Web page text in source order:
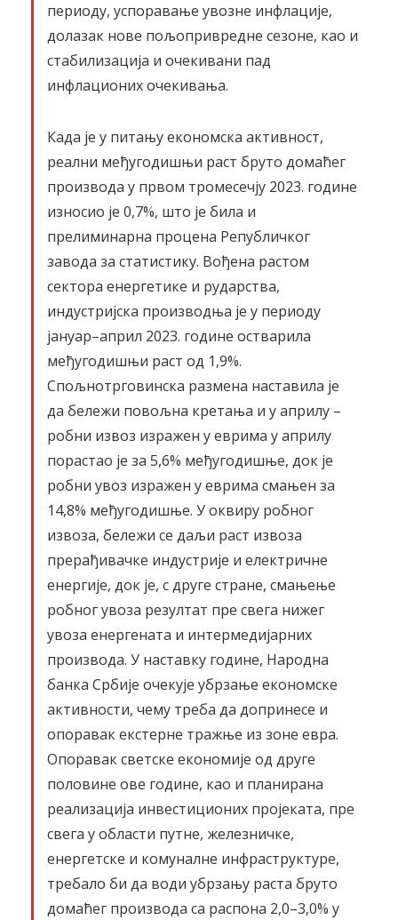
периоду, успоравање увозне инфлације,
долазак нове пољопривредне сезоне, као и
стабилизација и очекивани пад
инфлационих очекивања.
Када је у питању економска активност,
реални међугодишњи раст бруто домаћег
производа у првом тромесечју 2023. године
износио је 0,7%, што је била и
прелиминарна процена Републичког
завода за статистику. Вођена растом
сектора енергетике и рударства,
индустријска производња је у периоду
јануар–април 2023. године остварила
међугодишњи раст од 1,9%.
Спољнотрговинска размена наставила је
да бележи повољна кретања и у априлу –
робни извоз изражен у еврима у априлу
порастао је за 5,6% међугодишње, док је
робни увоз изражен у еврима смањен за
14,8% међугодишње. У оквиру робног
извоза, бележи се даљи раст извоза
прерађивачке индустрије и електричне
енергије, док је, с друге стране, смањење
робног увоза резултат пре свега нижег
увоза енергената и интермедијарних
производа. У наставку године, Народна
банка Србије очекује убрзање економске
активности, чему треба да допринесе и
опоравак екстерне тражње из зоне евра.
Опоравак светске економије од друге
половине ове године, као и планирана
реализација инвестиционих пројеката, пре
свега у области путне, железничке,
енергетске и комуналне инфраструктуре,
требало би да води убрзању раста бруто
домаћег производа са распона 2,0–3,0% у